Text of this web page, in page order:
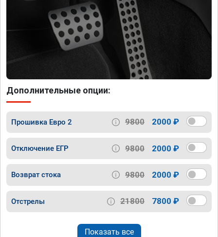
Дополнительные опции:
Прошивка Евро 2 9800 2000 ₽
Отключение ЕГР 9800 2000 ₽
Возврат стока 9800 2000 ₽
Отстрелы 21800 7800 ₽
Показать все